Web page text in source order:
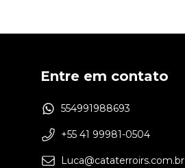
Entre em contato
554991988693
+55 41 99981-0504
Luca@cataterroirs.com.br